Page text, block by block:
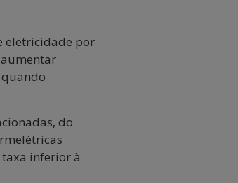
eletricidade por
quando
do
inferior à